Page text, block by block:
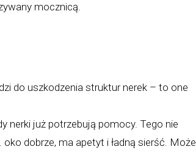
mocznicą.
do uszkodzenia struktur nerek – to one
nerki już potrzebują pomocy. Tego nie
dobrze, ma apetyt i ładną sierść. Może